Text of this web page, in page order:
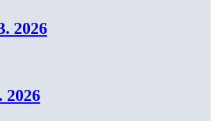
2026
2026